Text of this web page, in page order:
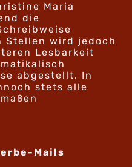
Maria
die
Stellen wird jedoch
Lesbarkeit
abgestellt. In
stets alle
Mails